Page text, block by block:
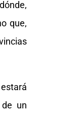
que,
un